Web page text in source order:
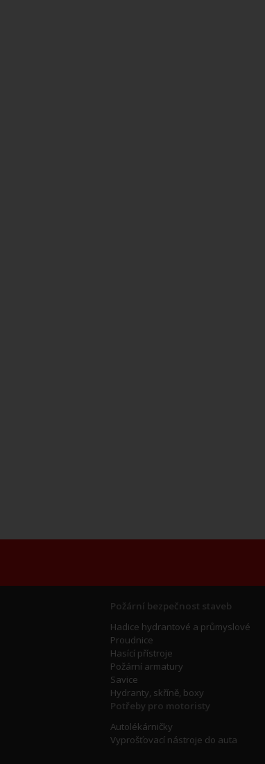
Požární bezpečnost staveb
Hadice hydrantové a průmyslové
Proudnice
Hasící přístroje
Požární armatury
Savice
Hydranty, skříně, boxy
Potřeby pro motoristy
Autolékárničky
Vyprošťovací nástroje do auta